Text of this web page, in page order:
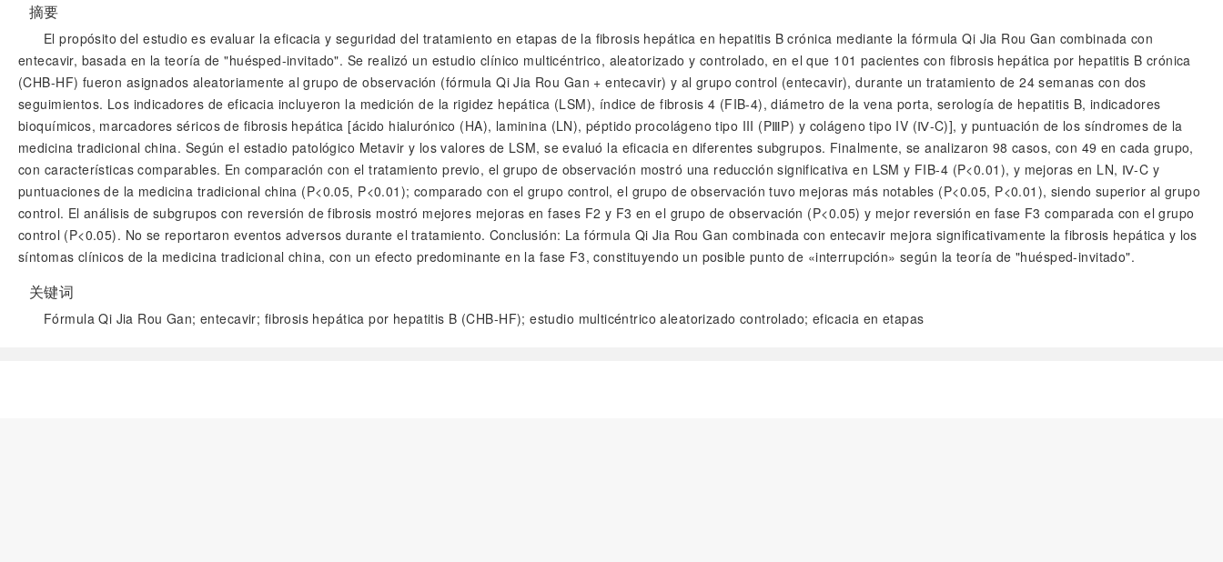
摘要
El propósito del estudio es evaluar la eficacia y seguridad del tratamiento en etapas de la fibrosis hepática en hepatitis B crónica mediante la fórmula Qi Jia Rou Gan combinada con
entecavir, basada en la teoría de "huésped-invitado". Se realizó un estudio clínico multicéntrico, aleatorizado y controlado, en el que 101 pacientes con fibrosis hepática por hepatitis B crónica
(CHB-HF) fueron asignados aleatoriamente al grupo de observación (fórmula Qi Jia Rou Gan + entecavir) y al grupo control (entecavir), durante un tratamiento de 24 semanas con dos
seguimientos. Los indicadores de eficacia incluyeron la medición de la rigidez hepática (LSM), índice de fibrosis 4 (FIB-4), diámetro de la vena porta, serología de hepatitis B, indicadores
bioquímicos, marcadores séricos de fibrosis hepática [ácido hialurónico (HA), laminina (LN), péptido procolágeno tipo III (PⅢP) y colágeno tipo IV (Ⅳ-C)], y puntuación de los síndromes de la
medicina tradicional china. Según el estadio patológico Metavir y los valores de LSM, se evaluó la eficacia en diferentes subgrupos. Finalmente, se analizaron 98 casos, con 49 en cada grupo,
con características comparables. En comparación con el tratamiento previo, el grupo de observación mostró una reducción significativa en LSM y FIB-4 (P<0.01), y mejoras en LN, Ⅳ-C y
puntuaciones de la medicina tradicional china (P<0.05, P<0.01); comparado con el grupo control, el grupo de observación tuvo mejoras más notables (P<0.05, P<0.01), siendo superior al grupo
control. El análisis de subgrupos con reversión de fibrosis mostró mejores mejoras en fases F2 y F3 en el grupo de observación (P<0.05) y mejor reversión en fase F3 comparada con el grupo
control (P<0.05). No se reportaron eventos adversos durante el tratamiento. Conclusión: La fórmula Qi Jia Rou Gan combinada con entecavir mejora significativamente la fibrosis hepática y los
síntomas clínicos de la medicina tradicional china, con un efecto predominante en la fase F3, constituyendo un posible punto de «interrupción» según la teoría de "huésped-invitado".
关键词
Fórmula Qi Jia Rou Gan; entecavir; fibrosis hepática por hepatitis B (CHB-HF); estudio multicéntrico aleatorizado controlado; eficacia en etapas